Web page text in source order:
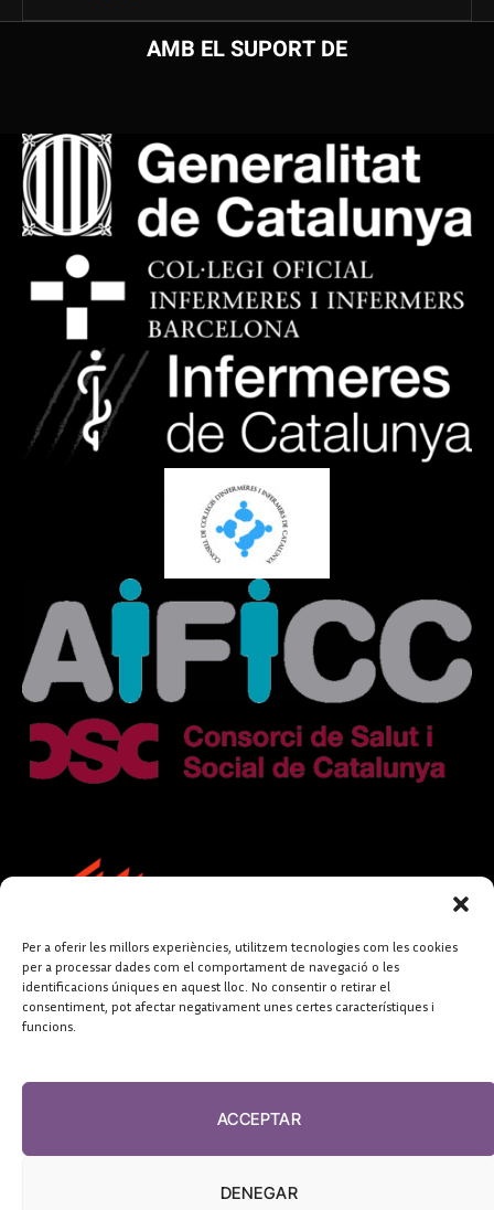
Per a oferir les millors experiències, utilitzem tecnologies com les cookies
per a processar dades com el comportament de navegació o les
identificacions úniques en aquest lloc. No consentir o retirar el
consentiment, pot afectar negativament unes certes característiques i
funcions.
ACCEPTAR
DENEGAR
AMB EL SUPORT DE
FUNDACIÓ